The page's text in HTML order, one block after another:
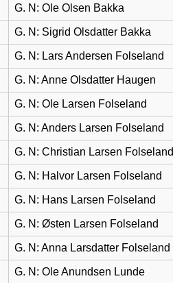
G. N: Ole Olsen Bakka
G. N: Sigrid Olsdatter Bakka
G. N: Lars Andersen Folseland
G. N: Anne Olsdatter Haugen
G. N: Ole Larsen Folseland
G. N: Anders Larsen Folseland
G. N: Christian Larsen Folseland
G. N: Halvor Larsen Folseland
G. N: Hans Larsen Folseland
G. N: Østen Larsen Folseland
G. N: Anna Larsdatter Folseland
G. N: Ole Anundsen Lunde